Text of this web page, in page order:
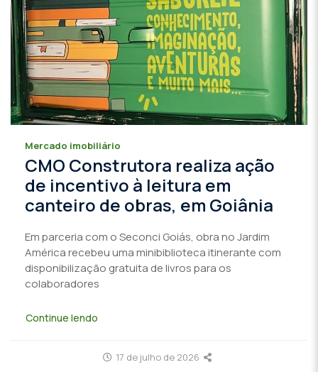
Mercado imobiliário
CMO Construtora realiza ação
de incentivo à leitura em
canteiro de obras, em Goiânia
Em parceria com o Seconci Goiás, obra no Jardim
América recebeu uma minibiblioteca itinerante com
disponibilização gratuita de livros para os
colaboradores
Continue lendo
17 de julho de 2026